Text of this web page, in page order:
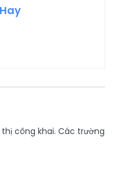
công khai. Các trường